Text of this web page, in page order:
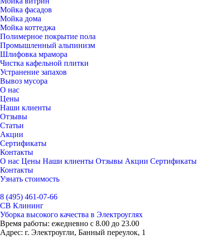
Мойка фасадов
Мойка дома
Мойка коттеджа
Полимерное покрытие пола
Промышленный альпинизм
Шлифовка мрамора
Чистка кафельной плитки
Устранение запахов
Вывоз мусора
О нас
Цены
Наши клиенты
Отзывы
Статьи
Акции
Сертификаты
Контакты
О нас Цены Наши клиенты Отзывы Акции Сертификаты
Контакты
Узнать стоимость
8 (495) 461-07-66
СВ Клининг
Уборка высокого качества в Электроуглях
Время работы: ежедневно с 8.00 до 23.00
Адрес: г. Электроугли, Банный переулок, 1